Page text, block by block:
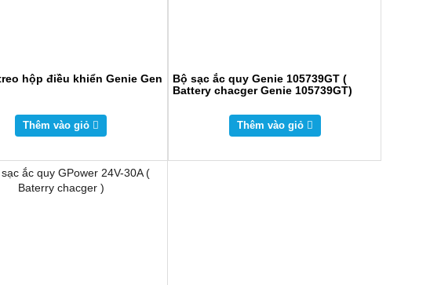
hộp điều khiển Genie Gen
Thêm vào giỏ
Bộ sạc ắc quy Genie 105739GT (
Battery chacger Genie 105739GT)
Thêm vào giỏ